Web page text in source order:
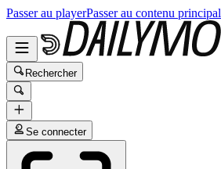
Passer au playerPasser au contenu principal
Rechercher
Se connecter